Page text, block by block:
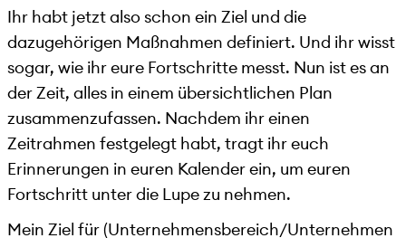
Ihr habt jetzt also schon ein Ziel und die
dazugehörigen Maßnahmen definiert. Und ihr wisst
sogar, wie ihr eure Fortschritte messt. Nun ist es an
der Zeit, alles in einem übersichtlichen Plan
zusammenzufassen. Nachdem ihr einen
Zeitrahmen festgelegt habt, tragt ihr euch
Erinnerungen in euren Kalender ein, um euren
Fortschritt unter die Lupe zu nehmen.
Mein Ziel für (Unternehmensbereich/Unternehmen